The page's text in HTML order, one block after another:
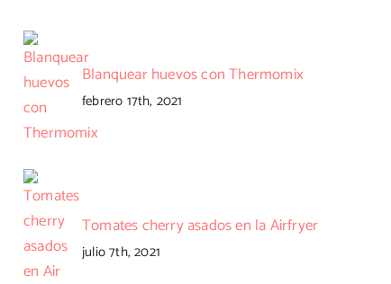
Blanquear huevos con Thermomix
febrero 17th, 2021
Tomates cherry asados en la Airfryer
julio 7th, 2021